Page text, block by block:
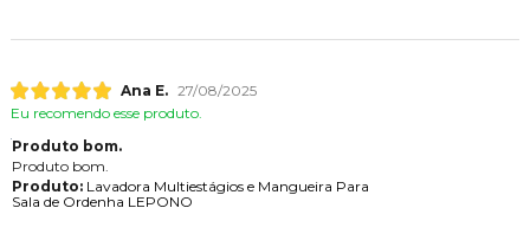
Ana E. 27/08/2025
Eu recomendo esse produto.
Produto bom.
Produto bom.
Produto:Lavadora Multiestágios e Mangueira Para
Sala de Ordenha LEPONO